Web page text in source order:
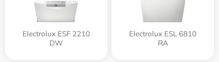
Electrolux ESF 2210
DW
Electrolux ESL 6810
RA